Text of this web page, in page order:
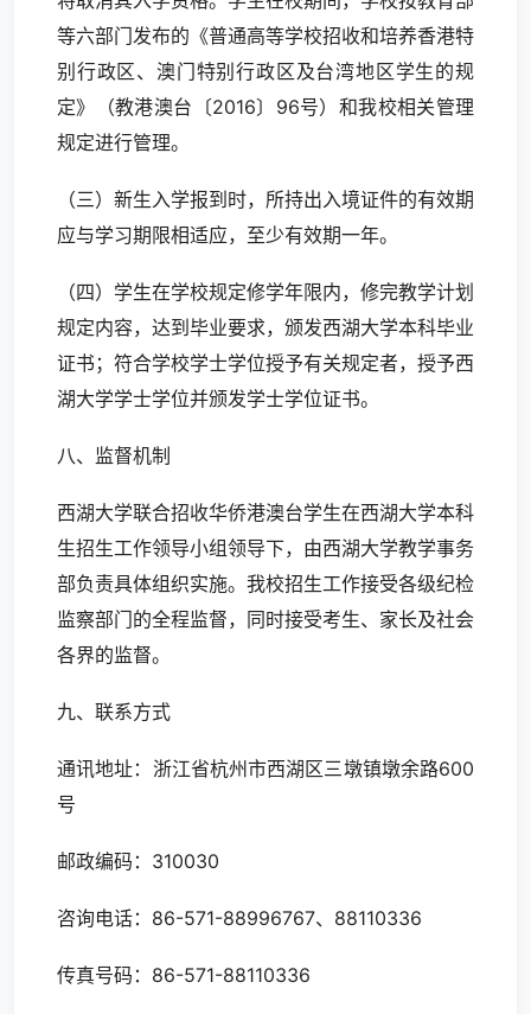
等六部门发布的《普通高等学校招收和培养香港特
别行政区、澳门特别行政区及台湾地区学生的规
定》（教港澳台〔2016〕96号）和我校相关管理
规定进行管理。
（三）新生入学报到时，所持出入境证件的有效期
应与学习期限相适应，至少有效期一年。
（四）学生在学校规定修学年限内，修完教学计划
规定内容，达到毕业要求，颁发西湖大学本科毕业
证书；符合学校学士学位授予有关规定者，授予西
湖大学学士学位并颁发学士学位证书。
八、监督机制
西湖大学联合招收华侨港澳台学生在西湖大学本科
生招生工作领导小组领导下，由西湖大学教学事务
部负责具体组织实施。我校招生工作接受各级纪检
监察部门的全程监督，同时接受考生、家长及社会
各界的监督。
九、联系方式
通讯地址：浙江省杭州市西湖区三墩镇墩余路600
号
邮政编码：310030
咨询电话：86-571-88996767、88110336
传真号码：86-571-88110336